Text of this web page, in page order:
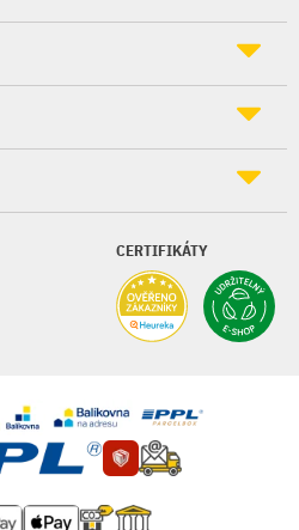
CERTIFIKÁTY